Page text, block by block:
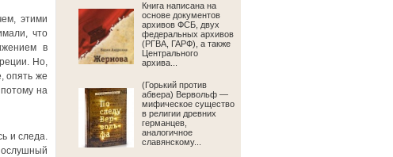
этими
что
в
Но,
опять же
на
и следа.
Книга написана на
основе документов
архивов ФСБ, двух
федеральных архивов
(РГВА, ГАРФ), а также
Центрального
архива...
(Горький против
абвера) Вервольф —
мифическое существо
в религии древних
германцев,
аналогичное
славянскому...